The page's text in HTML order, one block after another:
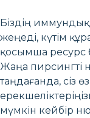
Біздің иммундық
жеңеді, күтім
қосымша ресурс
Жаңа пирсингті
таңдағанда, сіз
мүмкін кейбір